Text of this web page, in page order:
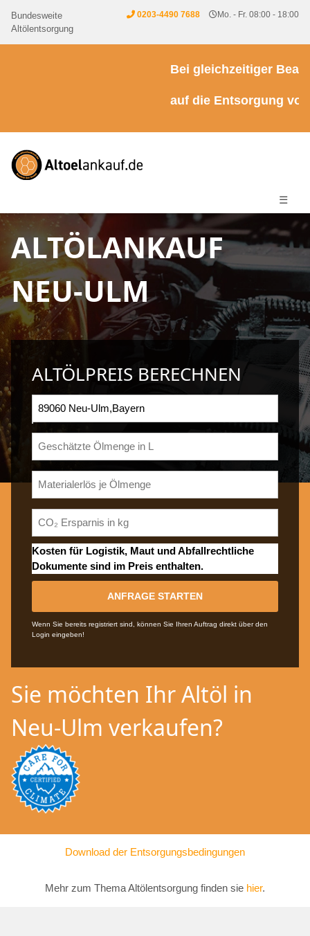
Bundesweite
Altölentsorgung
0203-4490 7688 Mo. - Fr. 08:00 - 18:00
Bei gleichzeitiger
auf die Entsorgung von
☰
ALTÖLANKAUF
NEU-ULM
ALTÖLPREIS BERECHNEN
Kosten für Logistik, Maut und Abfallrechtliche
Dokumente sind im Preis enthalten.
ANFRAGE STARTEN
Wenn Sie bereits registriert sind, können Sie Ihren Auftrag direkt über den
Login eingeben!
Sie möchten Ihr Altöl in
Neu-Ulm verkaufen?
Download der Entsorgungsbedingungen
Mehr zum Thema Altölentsorgung finden sie hier.